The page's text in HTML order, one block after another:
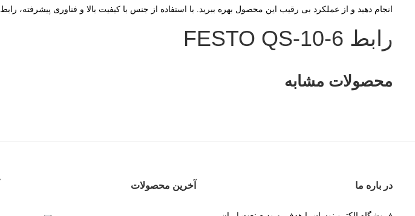
انجام دهید و از عملکرد بی رقیب این محصول بهره ببرید. با استفاده از جنس با کیفیت بالا و فناوری پیشرفته، رابط QS-10-6 از دوام و ایمنی بالایی برخوردار است.
رابط FESTO QS-10-6
محصولات مشابه
در باره ما آخرین محصولات